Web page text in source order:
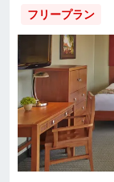
フリープラン